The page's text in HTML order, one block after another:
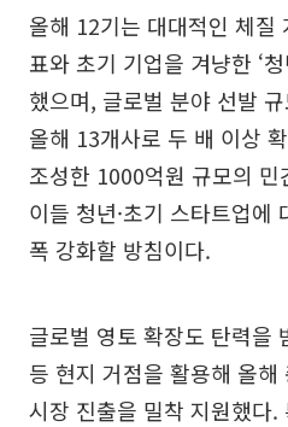
올해 12기는 대대적인 체질
표와 초기 기업을 겨냥한 ‘
했으며, 글로벌 분야 선발
올해 13개사로 두 배 이상
조성한 1000억원 규모의 민
이들 청년·초기 스타트업에
폭 강화할 방침이다.
글로벌 영토 확장도 탄력을
등 현지 거점을 활용해 올
시장 진출을 밀착 지원했다.